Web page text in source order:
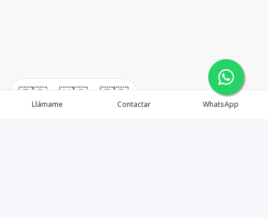
🇪🇸 🇺🇸 🇫🇷
Llámame Contactar WhatsApp